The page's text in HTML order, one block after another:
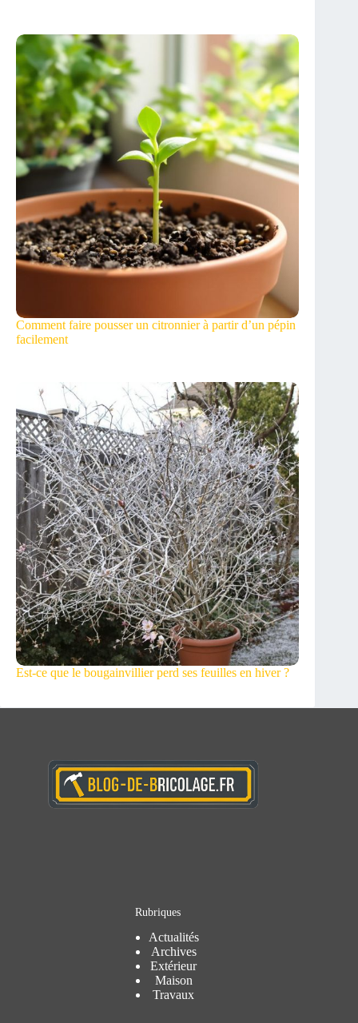
Comment faire pousser un citronnier à partir d’un pépin
facilement
Est-ce que le bougainvillier perd ses feuilles en hiver ?
Rubriques
Actualités
Archives
Extérieur
Maison
Travaux